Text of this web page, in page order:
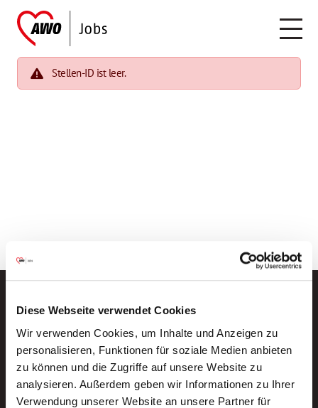
Diese Webseite verwendet Cookies
Wir verwenden Cookies, um Inhalte und Anzeigen zu
personalisieren, Funktionen für soziale Medien anbieten
zu können und die Zugriffe auf unsere Website zu
analysieren. Außerdem geben wir Informationen zu Ihrer
Verwendung unserer Website an unsere Partner für
Stellen-ID ist leer.
Neue Stellen per E-Mail.
Ein kostenloser Service von AWO
Jobs.